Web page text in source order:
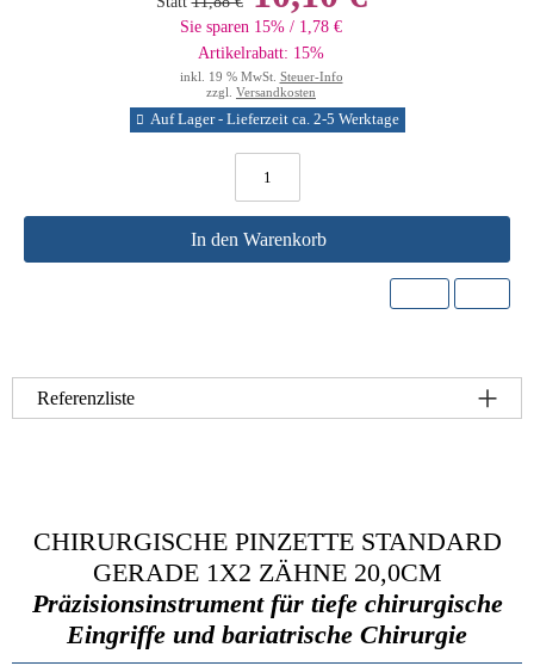
Sie sparen 15% / 1,78 €
Artikelrabatt: 15%
inkl. 19 % MwSt. Steuer-Info
zzgl. Versandkosten
Auf Lager - Lieferzeit ca. 2-5 Werktage
In den Warenkorb
Referenzliste
CHIRURGISCHE PINZETTE STANDARD
GERADE 1X2 ZÄHNE 20,0CM
Präzisionsinstrument für tiefe chirurgische
Eingriffe und bariatrische Chirurgie